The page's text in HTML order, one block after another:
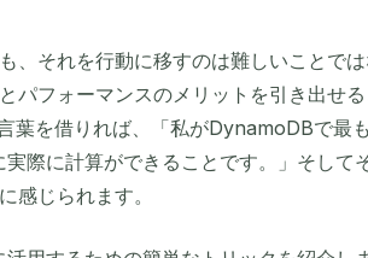
、それを行動に移すのは難しいことで
パフォーマンスのメリットを引き出せる
葉を借りれば、「私がDynamoDBで最
際に計算ができることです。」そして
感じられます。